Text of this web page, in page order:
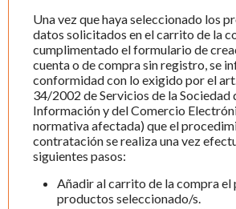
Una vez que haya seleccionado los
datos solicitados en el carrito de la
cumplimentado el formulario de
cuenta o de compra sin registro, se
conformidad con lo exigido por el
34/2002 de Servicios de la Sociedad
Información y del Comercio
normativa afectada) que el
contratación se realiza una vez
siguientes pasos:
Añadir al carrito de la compra el
productos seleccionado/s.